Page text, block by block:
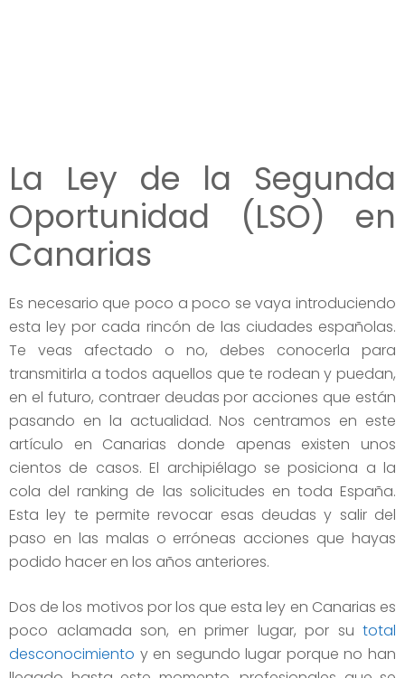
La Ley de la Segunda
Oportunidad (LSO) en
Canarias
Es necesario que poco a poco se vaya introduciendo
esta ley por cada rincón de las ciudades españolas.
Te veas afectado o no, debes conocerla para
transmitirla a todos aquellos que te rodean y puedan,
en el futuro, contraer deudas por acciones que están
pasando en la actualidad. Nos centramos en este
artículo en Canarias donde apenas existen unos
cientos de casos. El archipiélago se posiciona a la
cola del ranking de las solicitudes en toda España.
Esta ley te permite revocar esas deudas y salir del
paso en las malas o erróneas acciones que hayas
podido hacer en los años anteriores.
Dos de los motivos por los que esta ley en Canarias es
poco aclamada son, en primer lugar, por su total
desconocimiento y en segundo lugar porque no han